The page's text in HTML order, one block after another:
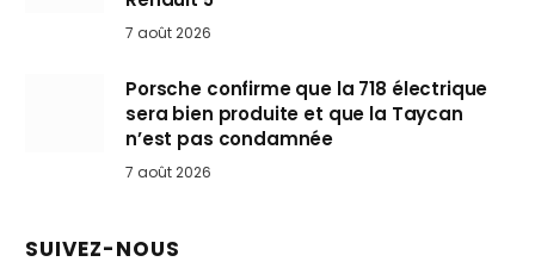
7 août 2026
Porsche confirme que la 718 électrique
sera bien produite et que la Taycan
n’est pas condamnée
7 août 2026
SUIVEZ-NOUS